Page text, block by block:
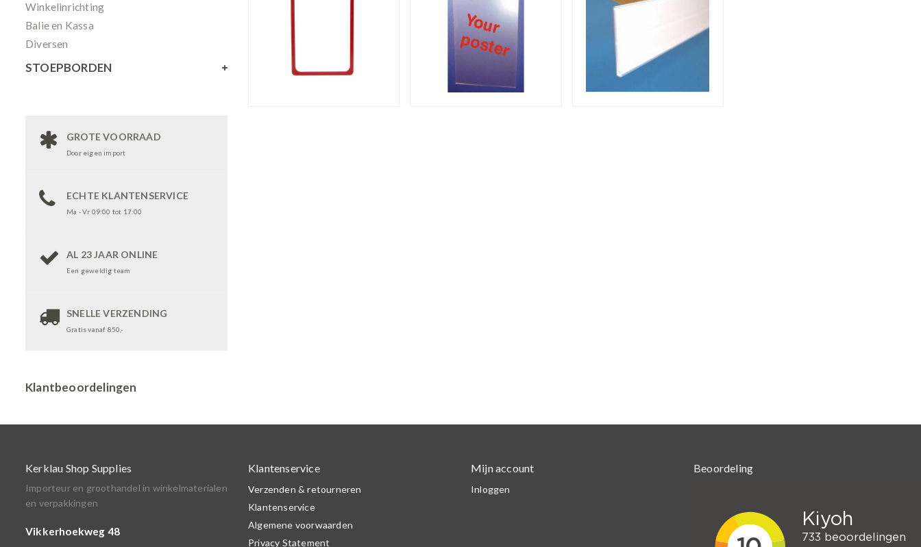
Winkelinrichting
Balie en Kassa
Diversen
STOEPBORDEN
GROTE VOORRAAD
Door eigen import
ECHTE KLANTENSERVICE
Ma - Vr 09:00 tot 17:00
AL 23 JAAR ONLINE
Een geweldig team
SNELLE VERZENDING
Gratis vanaf 850,-
Klantbeoordelingen
Kerklau Shop Supplies
Importeur en groothandel in winkelmaterialen
en verpakkingen
Vikkerhoekweg 48
Klantenservice
Verzenden & retourneren
Klantenservice
Algemene voorwaarden
Privacy Statement
Mijn account
Inloggen
Beoordeling